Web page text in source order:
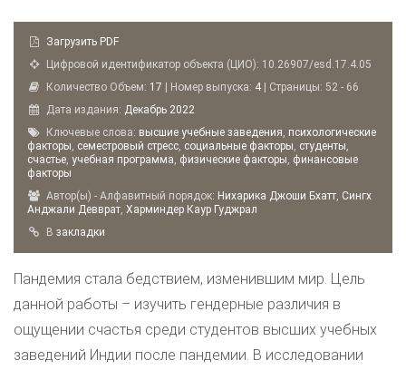
Загрузить PDF
Цифровой идентификатор объекта (ЦИО): 10.26907/esd.17.4.05
Количество Объем: 17 | Номер выпуска: 4 | Страницы: 52 - 66
Дата издания: Декабрь 2022
Ключевые слова: высшие учебные заведения, психологические
факторы, семестровый стресс, социальные факторы, студенты,
счастье, учебная программа, физические факторы, финансовые
факторы
Автор(ы) - Алфавитный порядок: Нихарика Джоши Бхатт, Сингх
Анджали Девврат, Харминдер Каур Гуджрал
Bзакладки
Пандемия стала бедствием, изменившим мир. Цель
данной работы – изучить гендерные различия в
ощущении счастья среди студентов высших учебных
заведений Индии после пандемии. В исследовании